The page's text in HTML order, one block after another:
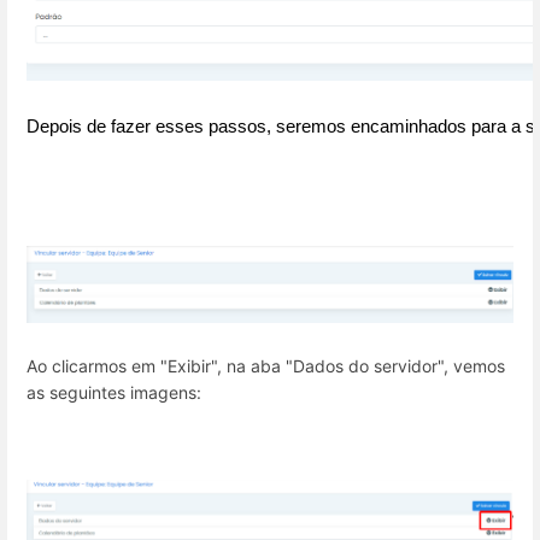
Depois de fazer esses passos, seremos encaminhados para a
Ao clicarmos em "Exibir", na aba "Dados do servidor", vemos
as seguintes imagens: